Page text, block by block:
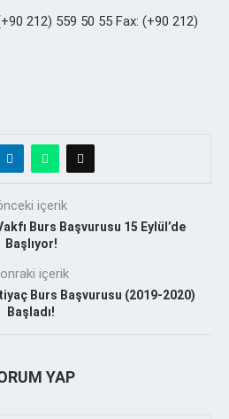
212) 559 50 55 Fax: (+90 212)
içerik
Burs Başvurusu 15 Eylül’de
Başlıyor!
içerik
Burs Başvurusu (2019-2020)
Başladı!
YAP